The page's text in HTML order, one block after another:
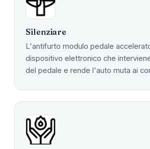
Silenziare
L'antifurto modulo pedale
dispositivo elettronico che
del pedale e rende l'auto muta ai